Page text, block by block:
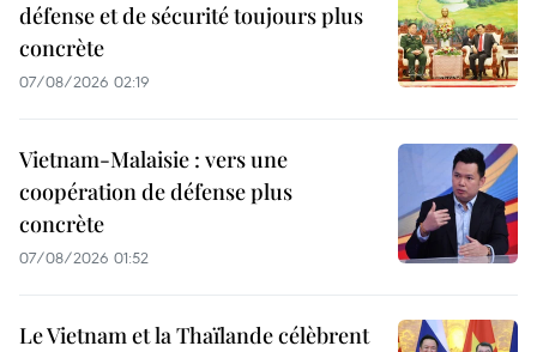
défense et de sécurité toujours plus
concrète
07/08/2026 02:19
Vietnam-Malaisie : vers une
coopération de défense plus
concrète
07/08/2026 01:52
Le Vietnam et la Thaïlande célèbrent